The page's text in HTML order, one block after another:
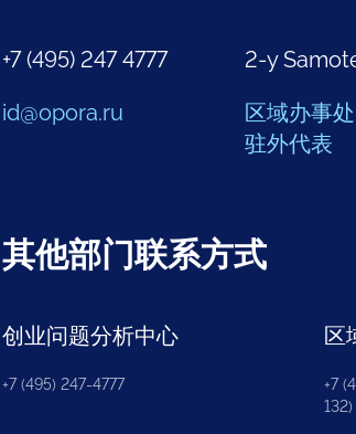
+7 (495) 247 4777
id@opora.ru
2-y
区域办事处
驻外代表
其他部门联系方式
创业问题分析中心
+7 (495) 247-4777
区
+7
132)